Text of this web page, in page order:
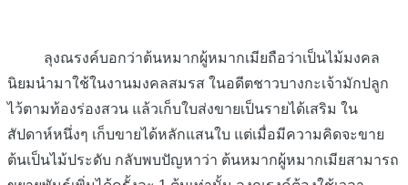
ลุงณรงค์บอกว่าต้นหมากผู้หมากเมียถือว่าเป็นไม้มงคล
นิยมนำมาใช้ในงานมงคลสมรส ในอดีตชาวบางกะเจ้ามักปลูก
ไว้ตามท้องร่องสวน แล้วเก็บใบส่งขายเป็นรายได้เสริม ใน
สัปดาห์หนึ่งๆ เก็บขายได้หลักแสนใบ แต่เมื่อมีความคิดจะขาย
ต้นเป็นไม้ประดับ กลับพบปัญหาว่า ต้นหมากผู้หมากเมียสามารถ